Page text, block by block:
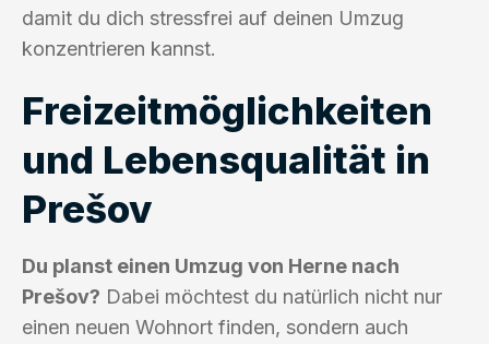
damit du dich stressfrei auf deinen Umzug
konzentrieren kannst.
Freizeitmöglichkeiten
und Lebensqualität in
Prešov
Du planst einen Umzug von Herne nach
Prešov? Dabei möchtest du natürlich nicht nur
einen neuen Wohnort finden, sondern auch